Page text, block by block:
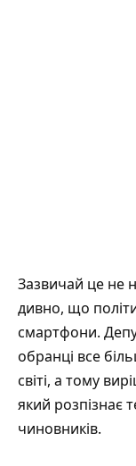
Зазвичай це не
дивно, що
смартфони.
обранці все
світі, а тому
який розпізнає
чиновників.